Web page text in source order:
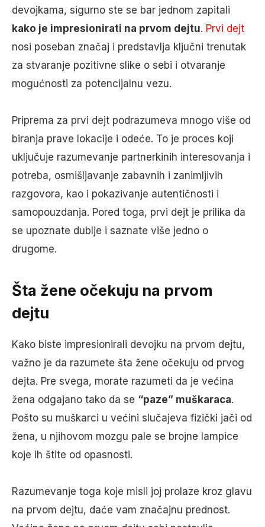
devojkama, sigurno ste se bar jednom zapitali
kako je impresionirati na prvom dejtu. Prvi dejt
nosi poseban značaj i predstavlja ključni trenutak
za stvaranje pozitivne slike o sebi i otvaranje
mogućnosti za potencijalnu vezu.
Priprema za prvi dejt podrazumeva mnogo više od
biranja prave lokacije i odeće. To je proces koji
uključuje razumevanje partnerkinih interesovanja i
potreba, osmišljavanje zabavnih i zanimljivih
razgovora, kao i pokazivanje autentičnosti i
samopouzdanja. Pored toga, prvi dejt je prilika da
se upoznate dublje i saznate više jedno o
drugome.
Šta žene očekuju na prvom
dejtu
Kako biste impresionirali devojku na prvom dejtu,
važno je da razumete šta žene očekuju od prvog
dejta. Pre svega, morate razumeti da je većina
žena odgajano tako da se “paze” muškaraca.
Pošto su muškarci u većini slučajeva fizički jači od
žena, u njihovom mozgu pale se brojne lampice
koje ih štite od opasnosti.
Razumevanje toga koje misli joj prolaze kroz glavu
na prvom dejtu, daće vam značajnu prednost.